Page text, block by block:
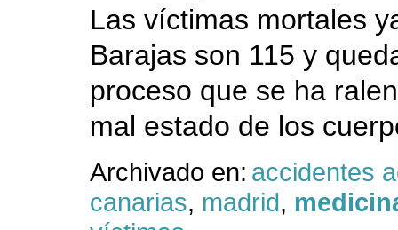
Las víctimas mortales
Barajas son 115 y
proceso que se ha
mal estado de los
Archivado en: accidentes
canarias, madrid,